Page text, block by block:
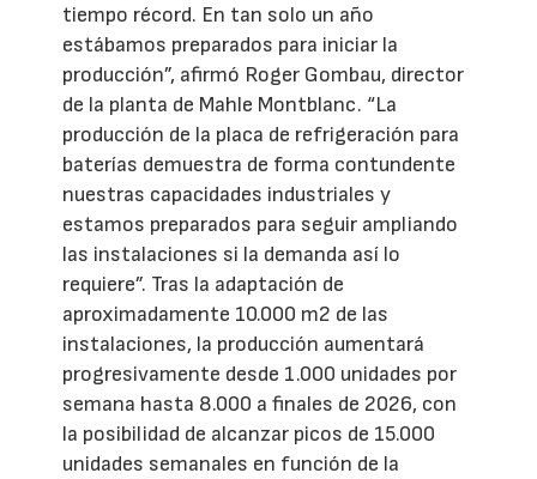
tiempo récord. En tan solo un año
estábamos preparados para iniciar la
producción”, afirmó Roger Gombau, director
de la planta de Mahle Montblanc. “La
producción de la placa de refrigeración para
baterías demuestra de forma contundente
nuestras capacidades industriales y
estamos preparados para seguir ampliando
las instalaciones si la demanda así lo
requiere”. Tras la adaptación de
aproximadamente 10.000 m2 de las
instalaciones, la producción aumentará
progresivamente desde 1.000 unidades por
semana hasta 8.000 a finales de 2026, con
la posibilidad de alcanzar picos de 15.000
unidades semanales en función de la